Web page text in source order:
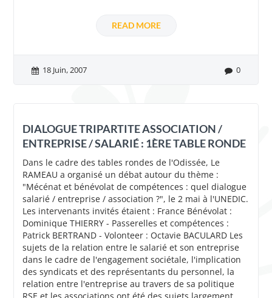
READ MORE
18 Juin, 2007 0
DIALOGUE TRIPARTITE ASSOCIATION /
ENTREPRISE / SALARIÉ : 1ÈRE TABLE RONDE
Dans le cadre des tables rondes de l'Odissée, Le
RAMEAU a organisé un débat autour du thème :
"Mécénat et bénévolat de compétences : quel dialogue
salarié / entreprise / association ?", le 2 mai à l'UNEDIC.
Les intervenants invités étaient : France Bénévolat :
Dominique THIERRY - Passerelles et compétences :
Patrick BERTRAND - Volonteer : Octavie BACULARD Les
sujets de la relation entre le salarié et son entreprise
dans le cadre de l'engagement sociétale, l'implication
des syndicats et des représentants du personnel, la
relation entre l'entreprise au travers de sa politique